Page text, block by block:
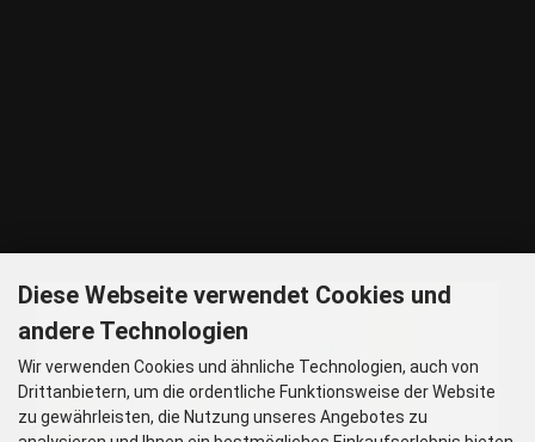
GOOGLE MAPS
Diese Webseite verwendet Cookies und
andere Technologien
Wir verwenden Cookies und ähnliche Technologien, auch von
Drittanbietern, um die ordentliche Funktionsweise der Website
zu gewährleisten, die Nutzung unseres Angebotes zu